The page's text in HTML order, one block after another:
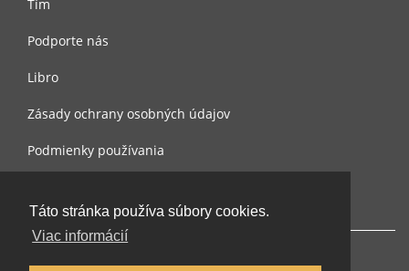
Táto stránka používa súbory cookies.
Viac informácií
Tím
Podporte nás
Libro
Zásady ochrany osobných údajov
Podmienky používania